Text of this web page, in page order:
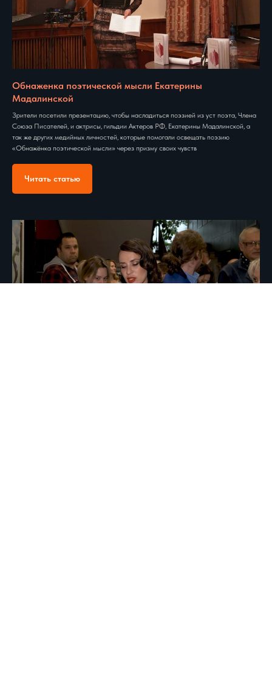
Обнаженка поэтической мысли Екатерины
Мадалинской
Зрители посетили презентацию, чтобы насладиться поэзией из уст поэта, Члена
Союза Писателей, и актрисы, гильдии Актеров РФ, Екатерины Мадалинской, а
так же других медийных личностей, которые помогали освещать поэзию
«Обнажёнка поэтической мысли» через призму своих чувств
Читать статью